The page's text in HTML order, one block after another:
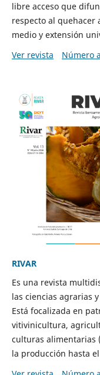
libre acceso que
respecto al quehacer
medio y extensión
Ver revista
Número
RIVAR
Es una revista
las ciencias agrarias
Está focalizada en
vitivinicultura,
culturas alimentarias
la producción hasta